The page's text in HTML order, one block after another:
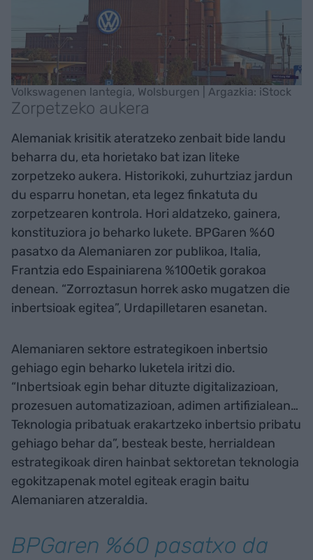
Volkswagenen lantegia, Wolsburgen | Argazkia: iStock
Zorpetzeko aukera
Alemaniak krisitik ateratzeko zenbait bide landu
beharra du, eta horietako bat izan liteke
zorpetzeko aukera. Historikoki, zuhurtziaz jardun
du esparru honetan, eta legez finkatuta du
zorpetzearen kontrola. Hori aldatzeko, gainera,
konstituziora jo beharko lukete. BPGaren %60
pasatxo da Alemaniaren zor publikoa, Italia,
Frantzia edo Espainiarena %100etik gorakoa
denean. “Zorroztasun horrek asko mugatzen die
inbertsioak egitea”, Urdapilletaren esanetan.
Alemaniaren sektore estrategikoen inbertsio
gehiago egin beharko luketela iritzi dio.
“Inbertsioak egin behar dituzte digitalizazioan,
prozesuen automatizazioan, adimen artifizialean…
Teknologia pribatuak erakartzeko inbertsio pribatu
gehiago behar da”, besteak beste, herrialdean
estrategikoak diren hainbat sektoretan teknologia
egokitzapenak motel egiteak eragin baitu
Alemaniaren atzeraldia.
BPGaren %60 pasatxo da